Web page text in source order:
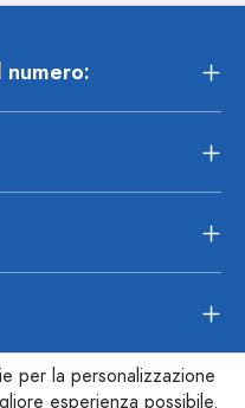
numero:
per la personalizzazione
esperienza possibile.